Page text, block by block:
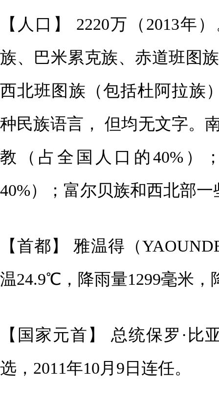
【人口】 2220万（2013年
族、巴米累克族、赤道班图
西北班图族（包括杜阿拉族
种民族语言， 但均无文字。
教（占全国人口的40%）
40%）；富尔贝族和西北部
【首都】 雅温得（
温24.9℃，降雨量1299毫米，
【国家元首】 总统保罗·比
选， 2011年10月9日 连任。